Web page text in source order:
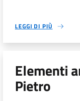
LEGGI DI PIÙ
Elementi
Pietro